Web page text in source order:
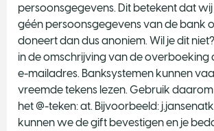
persoonsgegevens. Dit betekent dat
géén persoonsgegevens van de bank
doneert dan dus anoniem. Wil je dit
in de omschrijving van de overboeking
e-mailadres. Banksystemen kunnen
vreemde tekens lezen. Gebruik
het @-teken: at. Bijvoorbeeld:
kunnen we de gift bevestigen en je